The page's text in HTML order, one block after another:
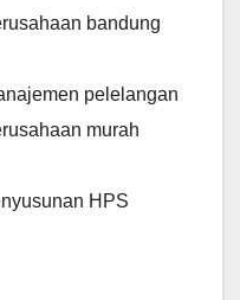
bandung
pelelangan
murah
HPS